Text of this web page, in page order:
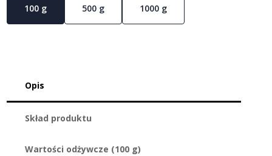
100 g 500 g 1000 g
Opis
Skład produktu
Wartości odżywcze (100 g)